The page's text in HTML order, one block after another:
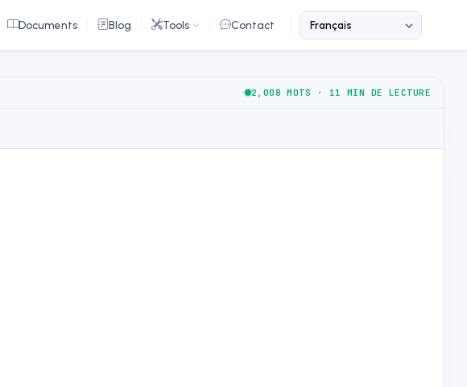
Documents Blog Tools Contact
2,008 MOTS · 11 MIN DE LECTURE